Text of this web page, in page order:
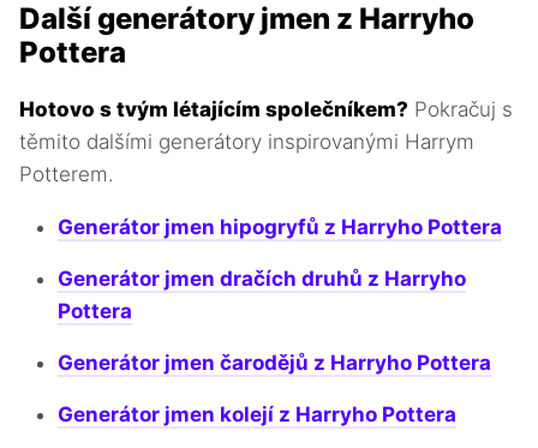
Další generátory jmen z Harryho
Pottera
Hotovo s tvým létajícím společníkem? Pokračuj s
těmito dalšími generátory inspirovanými Harrym
Potterem.
Generátor jmen hipogryfů z Harryho Pottera
Generátor jmen dračích druhů z Harryho
Pottera
Generátor jmen čarodějů z Harryho Pottera
Generátor jmen kolejí z Harryho Pottera